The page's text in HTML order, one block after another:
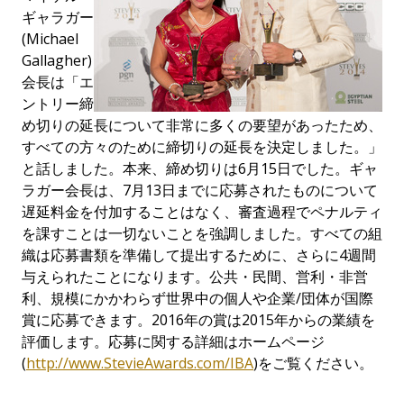
ギャラガー
(Michael
Gallagher)
会長は「エ
ントリー締
め切りの延長について非常に多くの要望があったため、
すべての方々のために締切りの延長を決定しました。」
と話しました。本来、締め切りは6月15日でした。ギャ
ラガー会長は、7月13日までに応募されたものについて
遅延料金を付加することはなく、審査過程でペナルティ
を課すことは一切ないことを強調しました。すべての組
織は応募書類を準備して提出するために、さらに4週間
与えられたことになります。公共・民間、営利・非営
利、規模にかかわらず世界中の個人や企業/団体が国際
賞に応募できます。2016年の賞は2015年からの業績を
評価します。応募に関する詳細はホームページ
(http://www.StevieAwards.com/IBA)をご覧ください。